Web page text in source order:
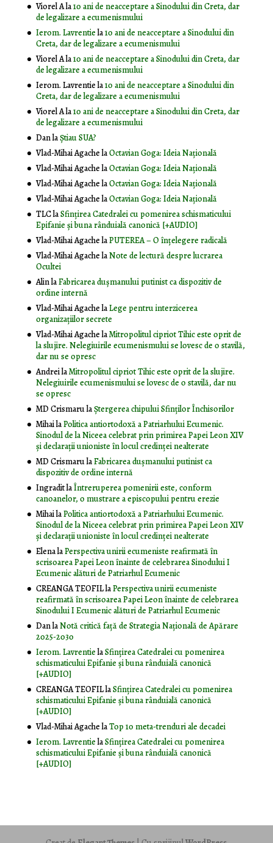
Viorel Ala10 ani de neacceptare a Sinodului din Creta, dar
de legalizare a ecumenismului
Ierom. Lavrentiela10 ani de neacceptare a Sinodului din
Creta, dar de legalizare a ecumenismului
Viorel Ala10 ani de neacceptare a Sinodului din Creta, dar
de legalizare a ecumenismului
Ierom. Lavrentiela10 ani de neacceptare a Sinodului din
Creta, dar de legalizare a ecumenismului
Viorel Ala10 ani de neacceptare a Sinodului din Creta, dar
de legalizare a ecumenismului
DanlaȘtiau SUA?
Vlad-Mihai AgachelaOctavian Goga: Ideia Naţională
Vlad-Mihai AgachelaOctavian Goga: Ideia Naţională
Vlad-Mihai AgachelaOctavian Goga: Ideia Naţională
Vlad-Mihai AgachelaOctavian Goga: Ideia Naţională
TLClaSfințirea Catedralei cu pomenirea schismaticului
Epifanie și buna rânduială canonică [+AUDIO]
Vlad-Mihai AgachelaPUTEREA – O înţelegere radicală
Vlad-Mihai AgachelaNote de lectură despre lucrarea
Ocultei
AlinlaFabricarea dușmanului putinist ca dispozitiv de
ordine internă
Vlad-Mihai AgachelaLege pentru interzicerea
organizaţiilor secrete
Vlad-Mihai AgachelaMitropolitul cipriot Tihic este oprit de
la slujire. Nelegiuirile ecumenismului se lovesc de o stavilă,
dar nu se opresc
AndreilaMitropolitul cipriot Tihic este oprit de la slujire.
Nelegiuirile ecumenismului se lovesc de o stavilă, dar nu
se opresc
MD CrismarulaŞtergerea chipului Sfinţilor Închisorilor
MihailaPolitica antiortodoxă a Patriarhului Ecumenic.
Sinodul de la Niceea celebrat prin primirea Papei Leon XIV
și declarații unioniste în locul credinței nealterate
MD CrismarulaFabricarea dușmanului putinist ca
dispozitiv de ordine internă
IngraditlaÎntreruperea pomenirii este, conform
canoanelor, o mustrare a episcopului pentru erezie
MihailaPolitica antiortodoxă a Patriarhului Ecumenic.
Sinodul de la Niceea celebrat prin primirea Papei Leon XIV
și declarații unioniste în locul credinței nealterate
ElenalaPerspectiva unirii ecumeniste reafirmată în
scrisoarea Papei Leon înainte de celebrarea Sinodului I
Ecumenic alături de Patriarhul Ecumenic
CREANGA TEOFILlaPerspectiva unirii ecumeniste
reafirmată în scrisoarea Papei Leon înainte de celebrarea
Sinodului I Ecumenic alături de Patriarhul Ecumenic
DanlaNotă critică faţă de Strategia Naţională de Apărare
2025-2030
Ierom. LavrentielaSfințirea Catedralei cu pomenirea
schismaticului Epifanie și buna rânduială canonică
[+AUDIO]
CREANGA TEOFILlaSfințirea Catedralei cu pomenirea
schismaticului Epifanie și buna rânduială canonică
[+AUDIO]
Vlad-Mihai AgachelaTop 10 meta-trenduri ale decadei
Ierom. LavrentielaSfințirea Catedralei cu pomenirea
schismaticului Epifanie și buna rânduială canonică
[+AUDIO]